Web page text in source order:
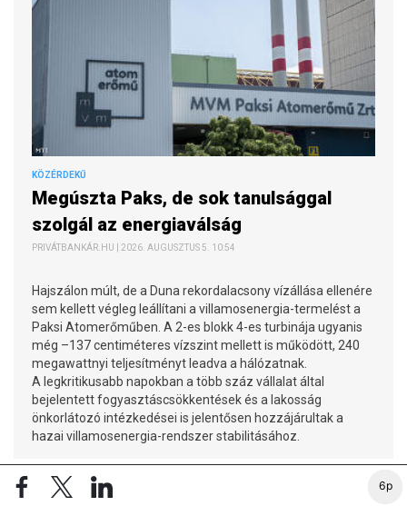
6p
KÖZÉRDEKŰ
Megúszta Paks, de sok tanulsággal
szolgál az energiaválság
PRIVÁTBANKÁR.HU | 2026. AUGUSZTUS 5. 10:54
Hajszálon múlt, de a Duna rekordalacsony vízállása ellenére
sem kellett végleg leállítani a villamosenergia-termelést a
Paksi Atomerőműben. A 2-es blokk 4-es turbinája ugyanis
még –137 centiméteres vízszint mellett is működött, 240
megawattnyi teljesítményt leadva a hálózatnak.
A legkritikusabb napokban a több száz vállalat által
bejelentett fogyasztáscsökkentések és a lakosság
önkorlátozó intézkedései is jelentősen hozzájárultak a
hazai villamosenergia-rendszer stabilitásához.